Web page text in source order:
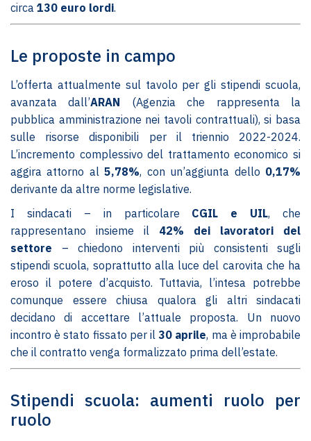
circa 130 euro lordi.
Le proposte in campo
L’offerta attualmente sul tavolo per gli stipendi scuola,
avanzata dall’ARAN (Agenzia che rappresenta la
pubblica amministrazione nei tavoli contrattuali), si basa
sulle risorse disponibili per il triennio 2022-2024.
L’incremento complessivo del trattamento economico si
aggira attorno al5,78%, con un’aggiunta dello 0,17%
derivante da altre norme legislative.
I sindacati – in particolare CGIL e UIL, che
rappresentano insieme il 42% dei lavoratori del
settore – chiedono interventi più consistenti sugli
stipendi scuola, soprattutto alla luce del carovita che ha
eroso il potere d’acquisto. Tuttavia, l’intesa potrebbe
comunque essere chiusa qualora gli altri sindacati
decidano di accettare l’attuale proposta. Un nuovo
incontro è stato fissato per il30 aprile, ma è improbabile
che il contratto venga formalizzato prima dell’estate.
Stipendi scuola: aumenti ruolo per
ruolo